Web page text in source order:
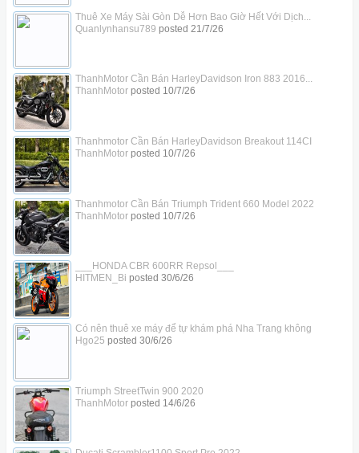
Thuê Xe Máy Sài Gòn Dễ Hơn Bao Giờ Hết Với Dịch...
Quanlynhansu789 posted 21/7/26
ThanhMotor Cần Bán HarleyDavidson Iron 883 2016...
ThanhMotorposted 10/7/26
Thanhmotor Cần Bán HarleyDavidson Breakout 114CI
ThanhMotorposted 10/7/26
Thanhmotor Cần Bán Triumph Trident 660 Model 2022
ThanhMotorposted 10/7/26
___HONDA CBR 600RR Repsol___
HITMEN_Bi posted 30/6/26
Có nên thuê xe máy để tự khám phá Nha Trang không
Hgo25 posted 30/6/26
Triumph StreetTwin 900 2020
ThanhMotorposted 14/6/26